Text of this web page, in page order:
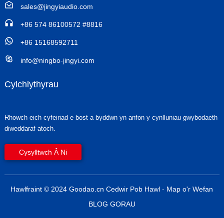
sales@jingyiaudio.com
+86 574 86100572 #8816
+86 15168592711
info@ningbo-jingyi.com
Cylchlythyrau
Rhowch eich cyfeiriad e-bost a byddwn yn anfon y cynlluniau gwybodaeth
diweddaraf atoch.
Cysylltwch Â Ni
Hawlfraint © 2024 Goodao.cn Cedwir Pob Hawl- Map o'r Wefan
BLOG GORAU